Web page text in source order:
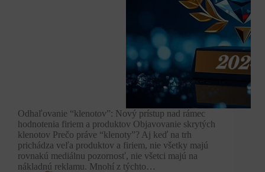
Odhaľovanie “klenotov”: Nový prístup nad rámec
hodnotenia firiem a produktov Objavovanie skrytých
klenotov Prečo práve “klenoty”? Aj keď na trh
prichádza veľa produktov a firiem, nie všetky majú
rovnakú mediálnu pozornosť, nie všetci majú na
nákladnú reklamu. Mnohí z týchto…